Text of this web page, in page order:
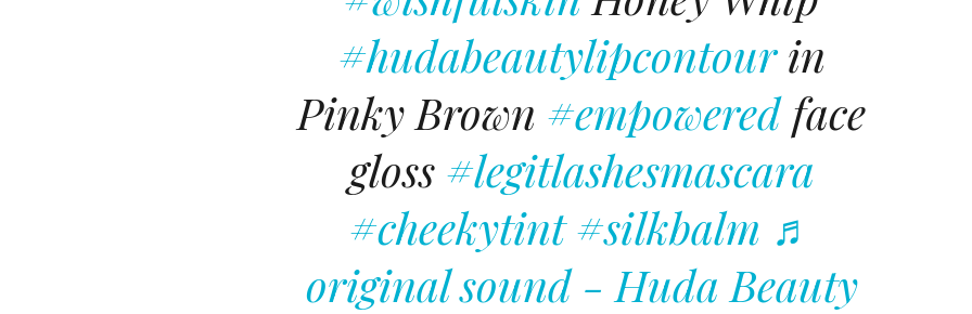
#hudabeautylipcontourin
Pinky Brown #empoweredface
gloss #legitlashesmascara
#cheekytint #silkbalm ♬
original sound - Huda Beauty